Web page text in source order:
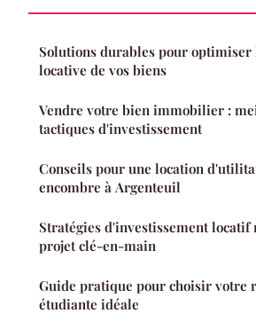
Solutions durables pour optimiser
locative de vos biens
Vendre votre bien immobilier :
tactiques d'investissement
Conseils pour une location
encombre à Argenteuil
Stratégies d'investissement locatif
projet clé-en-main
Guide pratique pour choisir votre
étudiante idéale